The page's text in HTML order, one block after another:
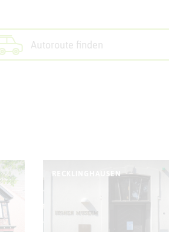
Autoroute finden
RECKLINGHAUSEN